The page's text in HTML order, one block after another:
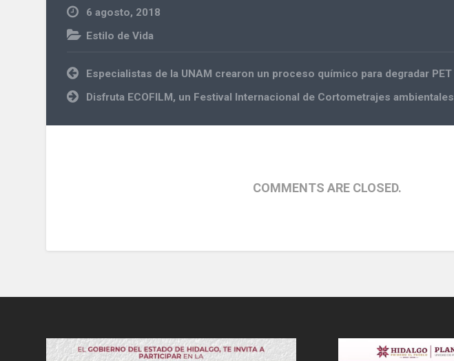
6 agosto, 2018
Estilo de Vida
Navegación
de
entradas
Especialistas de la UNAM crearon un proceso químico para degradar PET
Disfruta ECOFILM, un Festival Internacional de Cortometrajes ambientales
COMMENTS ARE CLOSED.